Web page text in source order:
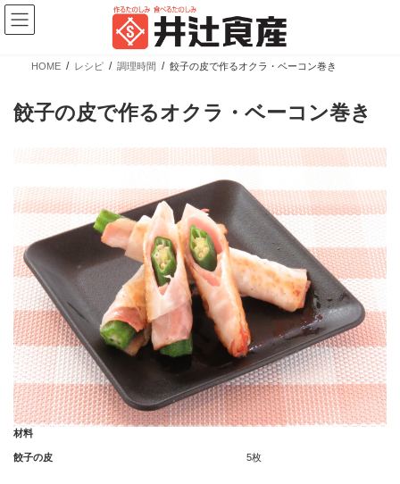
コ
テ
ナ
ゲ
新商品情報
【新商品】ぎょうざの皮 大判 少量パック
カテゴリー
業務用商品
ブランド
広島餃子
餃子の皮・春巻の皮
売場
精肉向け商品
日配向け商品
冷凍向け商品
HOME レシピ 調理時間 餃子の皮で作るオクラ・ベーコン巻き
餃子の皮で作るオクラ・ベーコン巻き
材料
餃子の皮 5枚